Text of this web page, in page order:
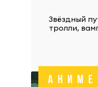
Звёздный
тролли,